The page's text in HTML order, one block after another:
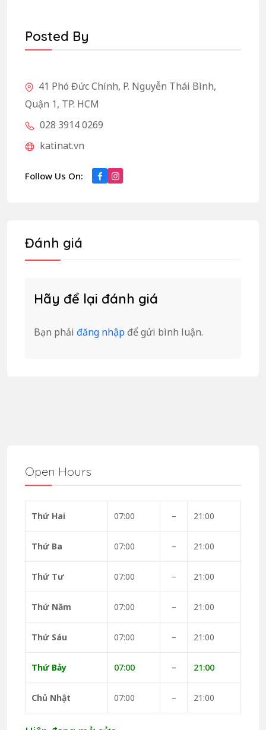
Posted By
41 Phó Đức Chính, P. Nguyễn Thái Bình,
Quận 1, TP. HCM
028 3914 0269
katinat.vn
Follow Us On:
Đánh giá
Hãy để lại đánh giá
Bạn phải đăng nhập để gửi bình luận.
Open Hours
Thứ Hai 07:00 – 21:00
Thứ Ba 07:00 – 21:00
Thứ Tư 07:00 – 21:00
Thứ Năm 07:00 – 21:00
Thứ Sáu 07:00 – 21:00
Thứ Bảy 07:00 – 21:00
Chủ Nhật 07:00 – 21:00